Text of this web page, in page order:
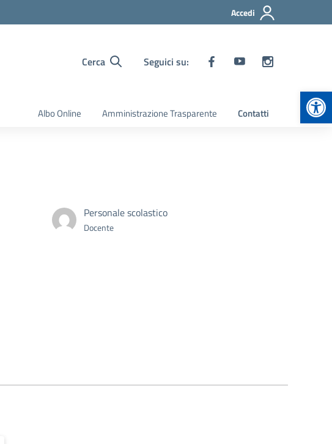
Accedi
Cerca Seguici su:
Albo Online Amministrazione Trasparente Contatti
Personale scolastico
Docente